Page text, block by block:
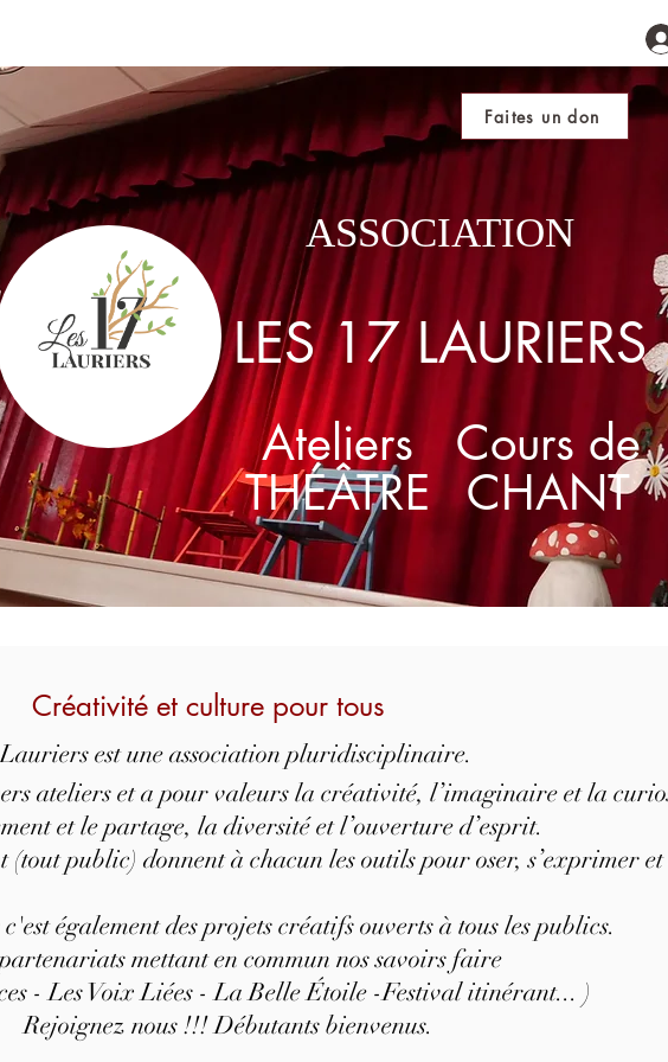
LES 17 LAURIERS
ASSOCIATION
Ateliers Cours de
THÉÂTRE CHANT
Faites un don
Créativité et culture pour tous
est une association pluridisciplinaire.
ateliers et a pour valeurs la créativité, l’imaginaire et la
et le partage, la diversité et l’ouverture d’esprit.
(tout public) donnent à chacun les outils pour oser, s’exprimer et
également des projets créatifs ouverts à tous les publics.
mettant en commun nos savoirs faire
- Les Voix Liées - La Belle Étoile -Festival itinérant... )
Rejoignez nous !!! Débutants bienvenus.